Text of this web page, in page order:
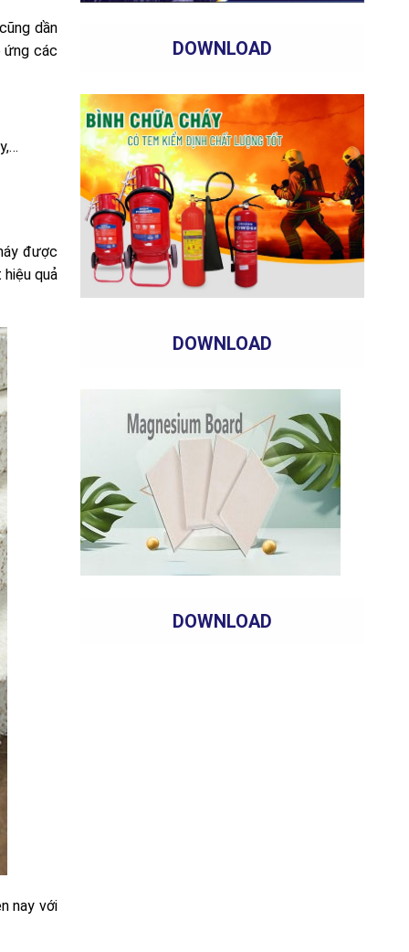
dần
ứng các
được
quả
nay với
DOWNLOAD
DOWNLOAD
DOWNLOAD